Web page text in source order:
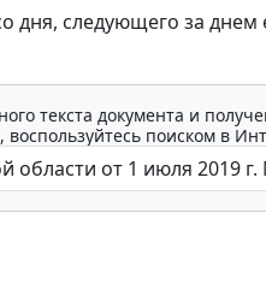
дня, следующего за
текста документа и
поиском в